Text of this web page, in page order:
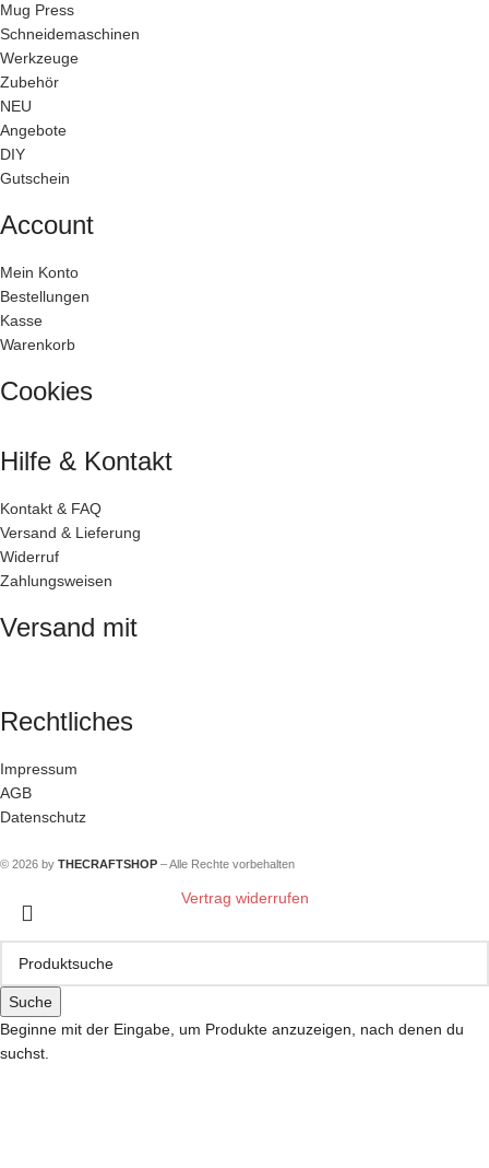
Mug Press
Schneidemaschinen
Werkzeuge
Zubehör
NEU
Angebote
DIY
Gutschein
Account
Mein Konto
Bestellungen
Kasse
Warenkorb
Cookies
Hilfe & Kontakt
Kontakt & FAQ
Versand & Lieferung
Widerruf
Zahlungsweisen
Versand mit
Rechtliches
Impressum
AGB
Datenschutz
© 2026 by THECRAFTSHOP – Alle Rechte vorbehalten
Suche
Beginne mit der Eingabe, um Produkte anzuzeigen, nach denen du
suchst.
Vertrag widerrufen